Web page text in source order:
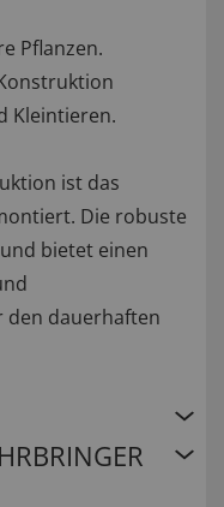
Pflanzen.
Kleintieren.
ist das
Die robuste
bietet einen
den dauerhaften